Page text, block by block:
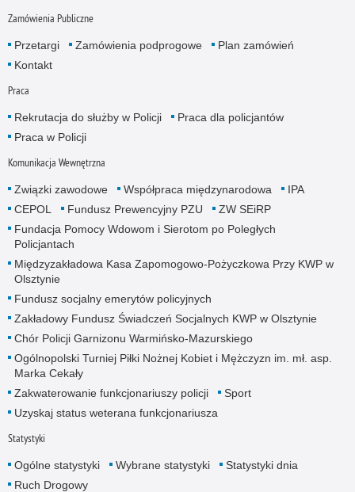
Zamówienia Publiczne
Przetargi Zamówienia podprogowe
Plan zamówień
Kontakt
Praca
Rekrutacja do służby w Policji
Praca dla policjantów
Praca w Policji
Komunikacja Wewnętrzna
Związki zawodowe Współpraca międzynarodowa
IPA
CEPOL
Fundusz Prewencyjny PZU
ZW SEiRP
Fundacja Pomocy Wdowom i Sierotom po Poległych
Policjantach
Międzyzakładowa Kasa Zapomogowo-Pożyczkowa Przy KWP w
Olsztynie
Fundusz socjalny emerytów policyjnych
Zakładowy Fundusz Świadczeń Socjalnych KWP w Olsztynie
Chór Policji Garnizonu Warmińsko-Mazurskiego
Ogólnopolski Turniej Piłki Nożnej Kobiet i Mężczyzn im. mł. asp.
Marka Cekały
Zakwaterowanie funkcjonariuszy policji
Sport
Uzyskaj status weterana funkcjonariusza
Statystyki
Ogólne statystyki Wybrane statystyki
Statystyki dnia
Ruch Drogowy